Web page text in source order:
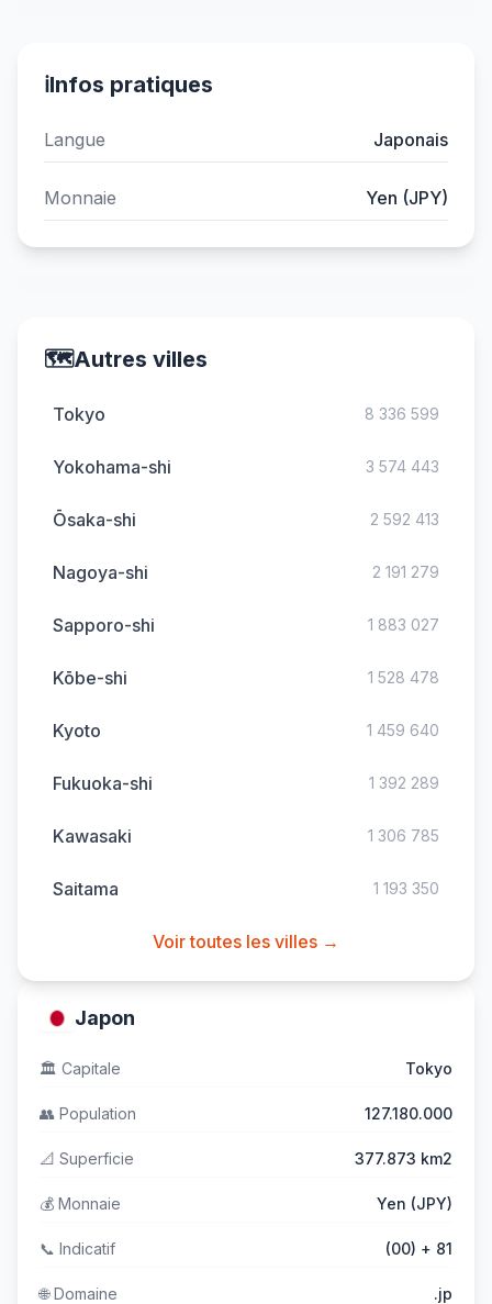
ℹ️Infos pratiques
Langue Japonais
Monnaie Yen (JPY)
🗺️Autres villes
Tokyo 8 336 599
Yokohama-shi 3 574 443
Ōsaka-shi 2 592 413
Nagoya-shi 2 191 279
Sapporo-shi 1 883 027
Kōbe-shi 1 528 478
Kyoto 1 459 640
Fukuoka-shi 1 392 289
Kawasaki 1 306 785
Saitama 1 193 350
Voir toutes les villes →
Japon
🏛️ Capitale Tokyo
👥 Population 127.180.000
📐 Superficie 377.873 km2
💰 Monnaie Yen (JPY)
📞 Indicatif (00) + 81
🌐Domaine .jp